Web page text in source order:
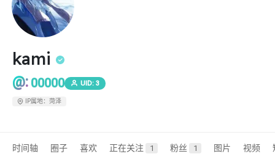
kami
@: 00000 UID: 3
IP属地：菏泽
时间轴 圈子 喜欢 正在关注 1 粉丝 1 图片 视频